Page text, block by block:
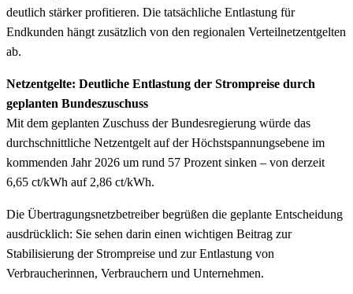
deutlich stärker profitieren. Die tatsächliche Entlastung für
Endkunden hängt zusätzlich von den regionalen Verteilnetzentgelten
ab.
Netzentgelte: Deutliche Entlastung der Strompreise durch
geplanten Bundeszuschuss
Mit dem geplanten Zuschuss der Bundesregierung würde das
durchschnittliche Netzentgelt auf der Höchstspannungsebene im
kommenden Jahr 2026 um rund 57 Prozent sinken – von derzeit
6,65 ct/kWh auf 2,86 ct/kWh.
Die Übertragungsnetzbetreiber begrüßen die geplante Entscheidung
ausdrücklich: Sie sehen darin einen wichtigen Beitrag zur
Stabilisierung der Strompreise und zur Entlastung von
Verbraucherinnen, Verbrauchern und Unternehmen.